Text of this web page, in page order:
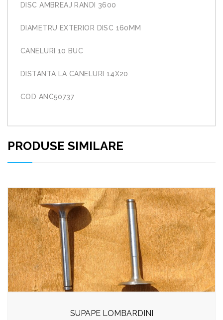
DISC AMBREAJ RANDI 3600
DIAMETRU EXTERIOR DISC 160MM
CANELURI 10 BUC
DISTANTA LA CANELURI 14X20
COD ANC50737
PRODUSE SIMILARE
SUPAPE LOMBARDINI